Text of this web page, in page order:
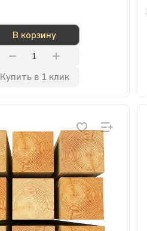
В корзину
Купить в 1 клик